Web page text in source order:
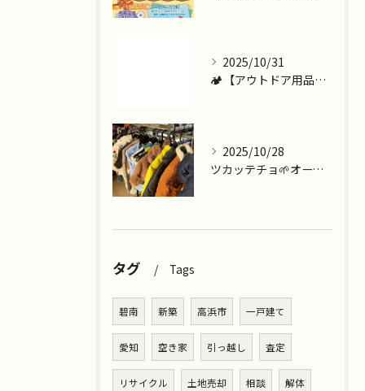
2025/10/31
🏕️【アウトドア用品、今こそ見直しませんか？】
2025/10/28
ツカッテチョ🌱オープンまであと少し💪
タグ Tags
碧南 新築 高浜市 一戸建て
愛知 空き家 引っ越し 査定
リサイクル 土地売却 相談 解体